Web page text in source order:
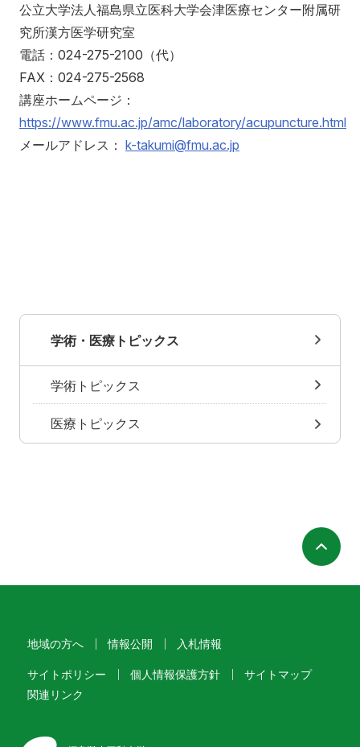
公立大学法人福島県立医科大学会津医療センター附属研
究所漢方医学研究室
電話：024-275-2100（代）
FAX：024-275-2568
講座ホームページ：
https://www.fmu.ac.jp/amc/laboratory/acupuncture.html
メールアドレス： k-takumi@fmu.ac.jp
学術・医療トピックス
学術トピックス
医療トピックス
地域の方へ 情報公開 入札情報
サイトポリシー 個人情報保護方針
サイトマップ
関連リンク